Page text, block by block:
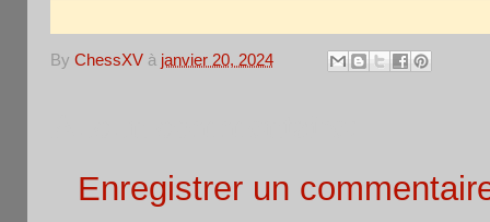
By ChessXV à janvier 20, 2024
Enregistrer un